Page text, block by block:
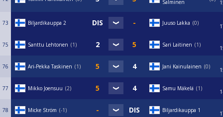
Salminen
73 Biljardikauppa 2 Juuso Lakka 0
75 Santtu Lehtonen 1 Sari Laitinen 1
76 Ari-Pekka Taskinen 1 Jani Kainulainen 0
77 Mikko Joensuu 2 Samu Mäkelä 1
78 Micke Ström -1 Biljardikauppa 1